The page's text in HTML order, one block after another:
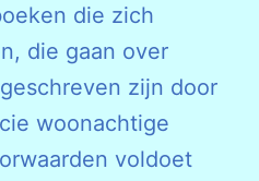
die zich
die gaan over
zijn door
woonachtige
voldoet